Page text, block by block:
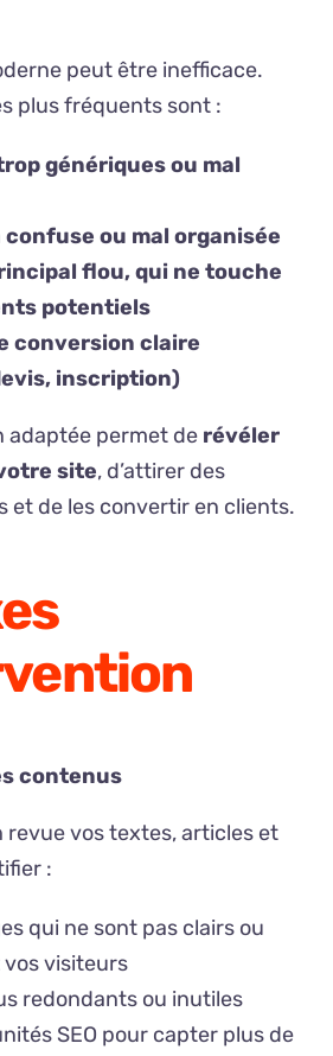
peut être inefficace.
plus fréquents sont :
génériques ou mal
ou mal organisée
flou, qui ne touche
potentiels
conversion claire
inscription)
adaptée permet de révéler
site, d’attirer des
et de les convertir en clients.
contenus
revue vos textes, articles et
:
qui ne sont pas clairs ou
visiteurs
redondants ou inutiles
SEO pour capter plus de